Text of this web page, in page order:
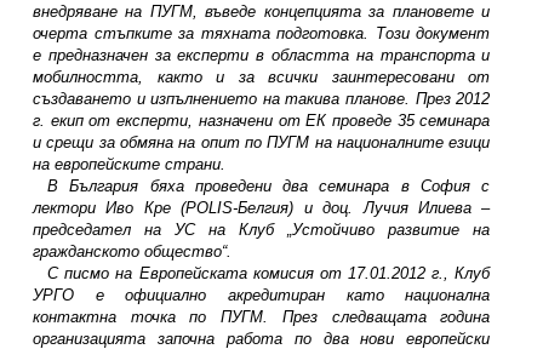
внедряване на ПУГМ, въведе концепцията за плановете и
очерта стъпките за тяхната подготовка. Този документ
е предназначен за експерти в областта на транспорта и
мобилността, както и за всички заинтересовани от
създаването и изпълнението на такива планове. През 2012
г. екип от експерти, назначени от ЕК проведе 35 семинара
и срещи за обмяна на опит по ПУГМ на националните езици
на европейските страни.
В България бяха проведени два семинара в София с
лектори Иво Кре (POLIS-Белгия) и доц. Лучия Илиева –
председател на УС на Клуб „Устойчиво развитие на
гражданското общество“.
С писмо на Европейската комисия от 17.01.2012 г., Клуб
УРГО е официално акредитиран като национална
контактна точка по ПУГМ. През следващата година
организацията започна работа по два нови европейски